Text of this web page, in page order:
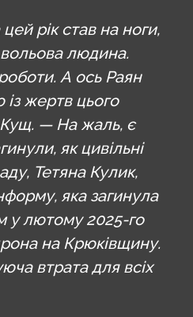
рік став на ноги,
людина.
А ось Раян
із жертв цього
— На жаль, є
як цивільні
Тетяна Кулик,
яка загинула
у лютому 2025-го
на Крюківщину.
втрата для всіх